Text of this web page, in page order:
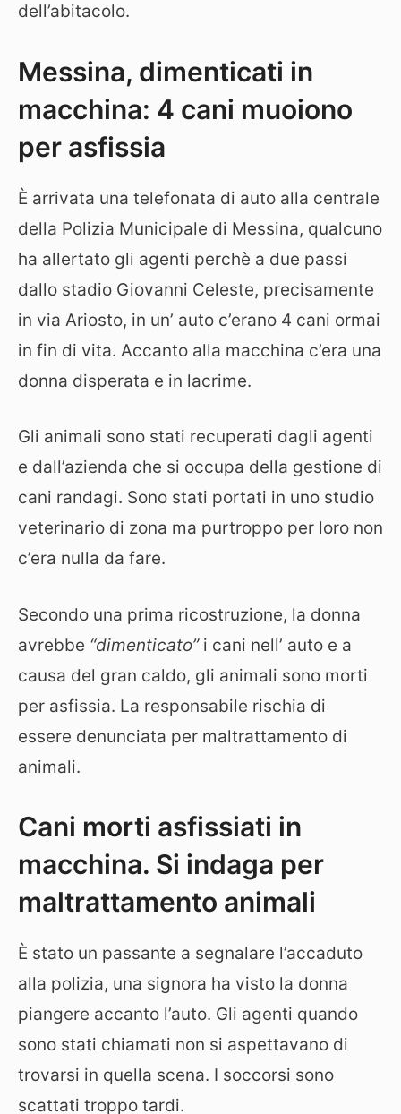
dell’abitacolo.
Messina, dimenticati in
macchina: 4 cani muoiono
per asfissia
È arrivata una telefonata di auto alla centrale
della Polizia Municipale di Messina, qualcuno
ha allertato gli agenti perchè a due passi
dallo stadio Giovanni Celeste, precisamente
in via Ariosto, in un’ auto c’erano 4 cani ormai
in fin di vita. Accanto alla macchina c’era una
donna disperata e in lacrime.
Gli animali sono stati recuperati dagli agenti
e dall’azienda che si occupa della gestione di
cani randagi. Sono stati portati in uno studio
veterinario di zona ma purtroppo per loro non
c’era nulla da fare.
Secondo una prima ricostruzione, la donna
avrebbe “dimenticato”i cani nell’ auto e a
causa del gran caldo, gli animali sono morti
per asfissia. La responsabile rischia di
essere denunciata per maltrattamento di
animali.
Cani morti asfissiati in
macchina. Si indaga per
maltrattamento animali
È stato un passante a segnalare l’accaduto
alla polizia, una signora ha visto la donna
piangere accanto l’auto. Gli agenti quando
sono stati chiamati non si aspettavano di
trovarsi in quella scena. I soccorsi sono
scattati troppo tardi.